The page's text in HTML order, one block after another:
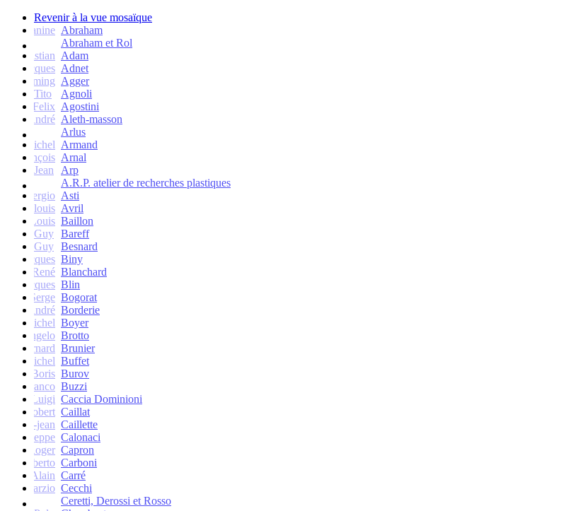
Revenir à la vue mosaïque
Janine Abraham
Abraham et Rol
Christian Adam
Jacques Adnet
Flemming Agger
Tito
Agnoli
Felix Agostini
André Aleth-masson
Arlus
Michel Armand
François Arnal
Jean
Arp
A.R.P. atelier de recherches plastiques
Sergio Asti
Jean-louis Avril
Louis Baillon
Guy Bareff
Guy Besnard
Jacques Biny
René Blanchard
Jacques Blin
Serge Bogorat
André Borderie
Michel Boyer
Angelo Brotto
Bernard Brunier
Michel Buffet
Boris Burov
Franco Buzzi
Luigi Caccia Dominioni
Robert Caillat
René-jean Caillette
Giuseppe Calonaci
Roger Capron
Erberto Carboni
Alain Carré
Marzio Cecchi
Ceretti, Derossi et Rosso